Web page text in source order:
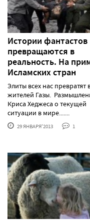
Истории фантастов
превращаются в
реальность. На
Исламских стран
Элиты всех нас превратят
жителей Газы.
Криса Хеджеса о текущей
ситуации в мире.......
29 ЯНВАРЯ'2013 1